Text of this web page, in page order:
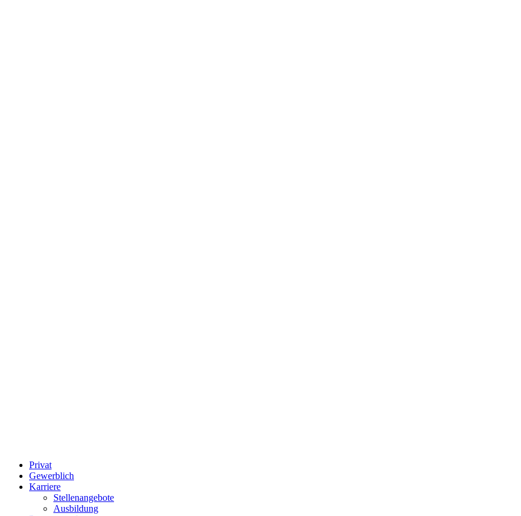
Privat
Gewerblich
Karriere
Stellenangebote
Ausbildung